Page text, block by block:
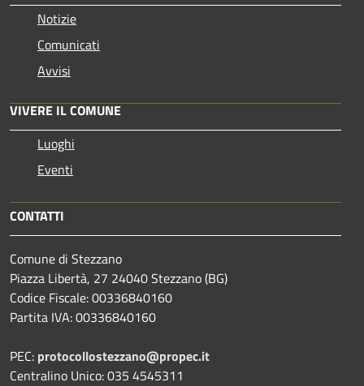
Notizie
Comunicati
Avvisi
VIVERE IL COMUNE
Luoghi
Eventi
CONTATTI
Comune di Stezzano
Piazza Libertà, 27 24040 Stezzano (BG)
Codice Fiscale: 00336840160
Partita IVA: 00336840160
PEC: protocollostezzano@propec.it
Centralino Unico: 035 4545311